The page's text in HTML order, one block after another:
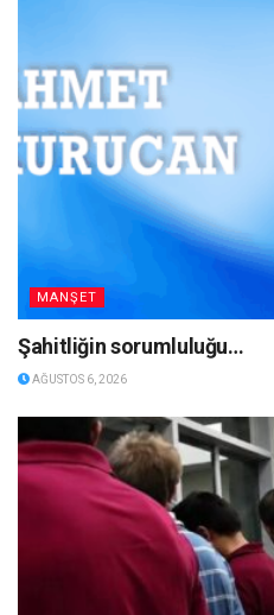
MANŞET
Şahitliğin sorumluluğu…
AĞUSTOS 6, 2026